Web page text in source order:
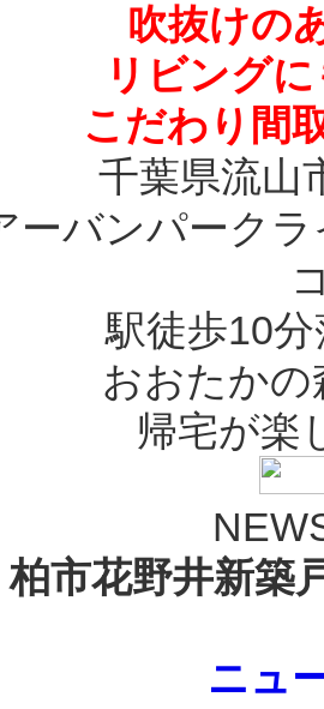
吹抜けの
リビング
こだわり間
千葉県流山
ーバンパーク
駅徒歩10
おおたか
帰宅が楽
柏市花野井新築
ニュ